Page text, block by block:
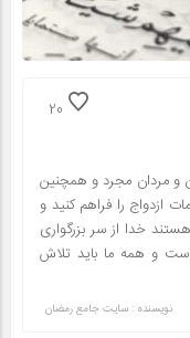
20
زنان و مردان مجرد و همچنین
ازدواج را فراهم کنید و
خدا از سر بزرگواری
است و همه ما باید تلاش
نویسنده : سایت جامع رمضان